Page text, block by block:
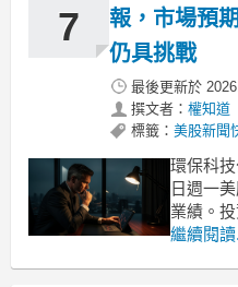
7
報，市場預
仍具挑戰
最後更新於
撰文者： 權知道
標籤： 美股新聞
環保科
日週一
業績。
性碳與環
繼續閱讀